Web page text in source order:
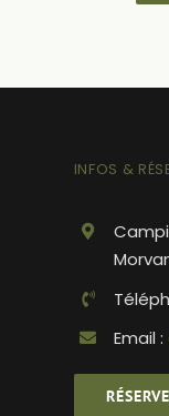
INFOS &
Email :